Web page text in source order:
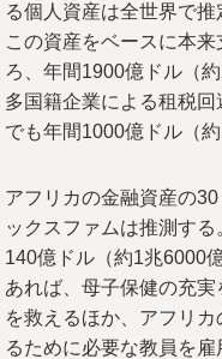
る個人資産は全世界で推
この資産をベースに本
ろ、年間1900億ドル（
多国籍企業による租税
でも年間1000億ドル（
アフリカの金融資産の
ックスファムは推測す
140億ドル（約1兆6000
あれば、母子保健の充
を救えるほか、アフリ
るために必要な教員を雇